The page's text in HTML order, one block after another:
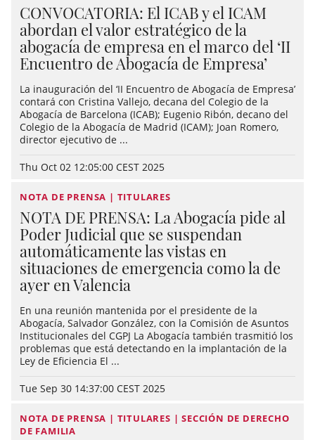
CONVOCATORIA: El ICAB y el ICAM
abordan el valor estratégico de la
abogacía de empresa en el marco del ‘II
Encuentro de Abogacía de Empresa’
La inauguración del ‘II Encuentro de Abogacía de Empresa’
contará con Cristina Vallejo, decana del Colegio de la
Abogacía de Barcelona (ICAB); Eugenio Ribón, decano del
Colegio de la Abogacía de Madrid (ICAM); Joan Romero,
director ejecutivo de ...
Thu Oct 02 12:05:00 CEST 2025
NOTA DE PRENSA | TITULARES
NOTA DE PRENSA: La Abogacía pide al
Poder Judicial que se suspendan
automáticamente las vistas en
situaciones de emergencia como la de
ayer en Valencia
En una reunión mantenida por el presidente de la
Abogacía, Salvador González, con la Comisión de Asuntos
Institucionales del CGPJ La Abogacía también trasmitió los
problemas que está detectando en la implantación de la
Ley de Eficiencia El ...
Tue Sep 30 14:37:00 CEST 2025
NOTA DE PRENSA | TITULARES | SECCIÓN DE DERECHO
DE FAMILIA